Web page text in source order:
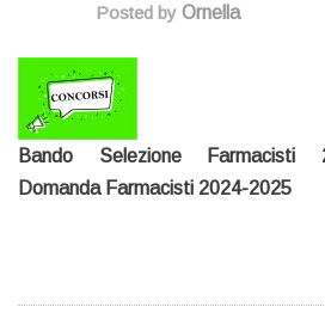
Posted by Ornella
Bando Selezione Farmacisti
Domanda Farmacisti 2024-2025